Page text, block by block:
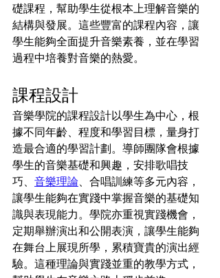
礎課程，幫助學生從根本上理解音樂的
結構與發展。這些豐富的課程內容，讓
學生能夠全面提升音樂素養，並在學習
過程中培養對音樂的熱愛。
課程設計
音樂學院的課程設計以學生為中心，根
據不同年齡、程度和學習目標，量身打
造最合適的學習計劃。導師團隊會根據
學生的音樂基礎和興趣，安排歌唱技
巧、 音樂理論、合唱訓練等多元內容，
讓學生能夠在實踐中掌握音樂的基礎知
識與表現能力。學院亦重視實踐機會，
定期舉辦演出和公開表演，讓學生能夠
在舞台上展現所學，累積寶貴的演出經
驗。這種理論與實踐並重的教學方式，